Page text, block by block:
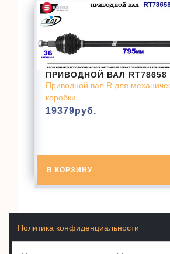
ПРИВОДНОЙ ВАЛ RT78658
Приводной вал R для
коробки
19379руб.
В КОРЗИНУ
Политика конфиденциальности